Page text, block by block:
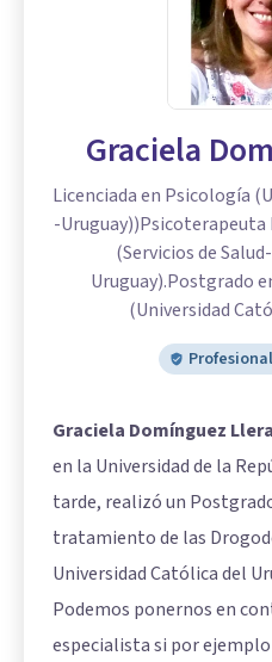
Graciela
Licenciada en Psicología
-
(Servicios de
Uruguay).Postgrado
(Universidad
Graciela Domínguez Llera
en la Universidad de la
tarde, realizó un
tratamiento de las
Universidad Católica del
Podemos ponernos en
especialista si por